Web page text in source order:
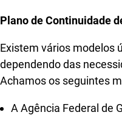
Plano de Continuidade
Existem vários modelos
dependendo das
Achamos os seguintes
A Agência Federal de